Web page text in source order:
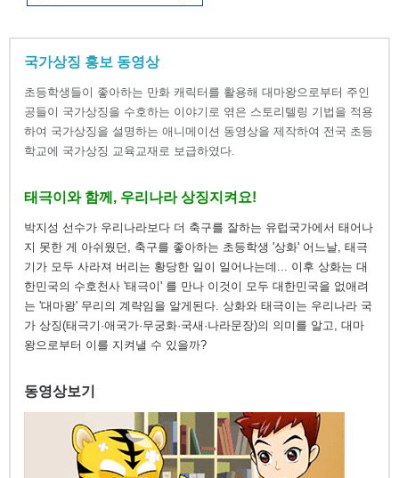
국가상징 홍보 동영상
초등학생들이 좋아하는 만화 캐릭터를 활용해 대마왕으로부터 주인
공들이 국가상징을 수호하는 이야기로 엮은 스토리텔링 기법을 적용
하여 국가상징을 설명하는 애니메이션 동영상을 제작하여 전국 초등
학교에 국가상징 교육교재로 보급하였다.
태극이와 함께, 우리나라 상징지켜요!
박지성 선수가 우리나라보다 더 축구를 잘하는 유럽국가에서 태어나
지 못한 게 아쉬웠던, 축구를 좋아하는 초등학생 '상화' 어느날, 태극
기가 모두 사라져 버리는 황당한 일이 일어나는데... 이후 상화는 대
한민국의 수호천사 '태극이' 를 만나 이것이 모두 대한민국을 없애려
는 '대마왕' 무리의 계략임을 알게된다. 상화와 태극이는 우리나라 국
가 상징(태극기·애국가·무궁화·국새·나라문장)의 의미를 알고, 대마
왕으로부터 이를 지켜낼 수 있을까?
동영상보기